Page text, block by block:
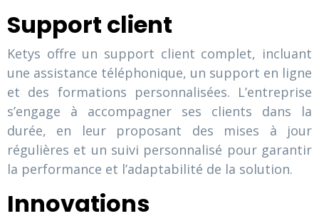
Support client
Ketys offre un support client complet, incluant
une assistance téléphonique, un support en ligne
et des formations personnalisées. L’entreprise
s’engage à accompagner ses clients dans la
durée, en leur proposant des mises à jour
régulières et un suivi personnalisé pour garantir
la performance et l’adaptabilité de la solution.
Innovations